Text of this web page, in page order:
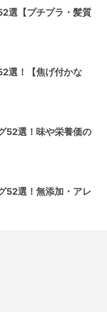
選【プチプラ・髪質
選！【焦げ付かな
52選！味や栄養価の
52選！無添加・アレ